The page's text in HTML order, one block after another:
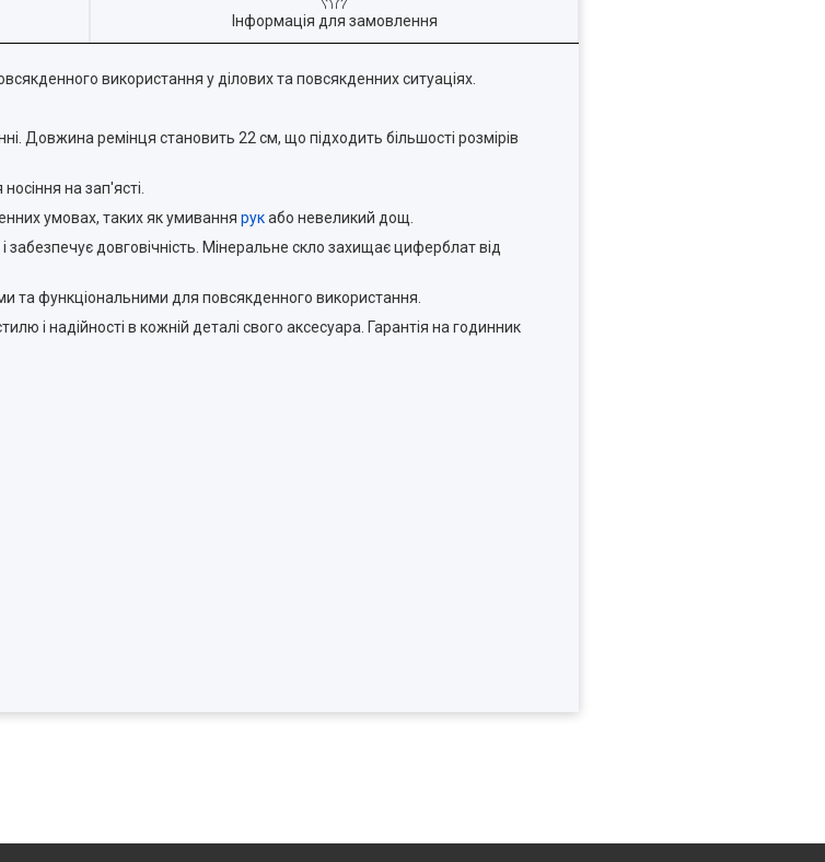
Інформація для замовлення
використання у ділових та повсякденних ситуаціях.
Довжина ремінця становить 22 см, що підходить більшості розмірів
на зап'ясті.
умовах, таких як умивання рукабо невеликий дощ.
довговічність. Мінеральне скло захищає циферблат від
та функціональними для повсякденного використання.
і надійності в кожній деталі свого аксесуара. Гарантія на годинник